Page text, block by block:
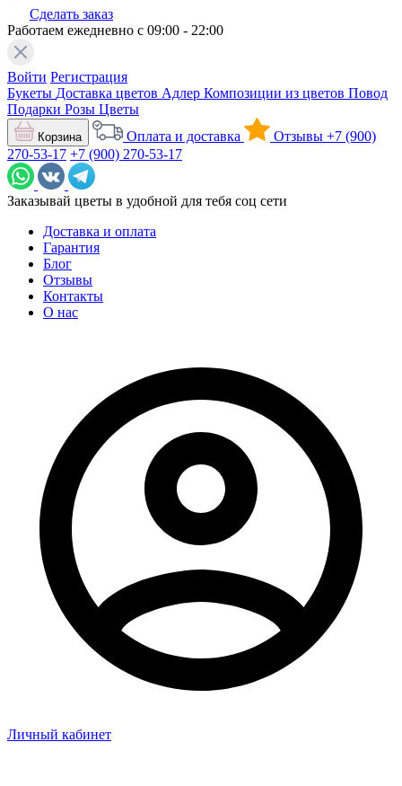
Сделать заказ
Работаем ежедневно с 09:00 - 22:00
Войти Регистрация
Букеты Доставка цветов Адлер Композиции из цветов Повод
Подарки Розы Цветы
Корзина Оплата и доставка Отзывы +7 (900)
270-53-17 +7 (900) 270-53-17
Заказывай цветы в удобной для тебя соц сети
Доставка и оплата
Гарантия
Блог
Отзывы
Контакты
О нас
Личный кабинет